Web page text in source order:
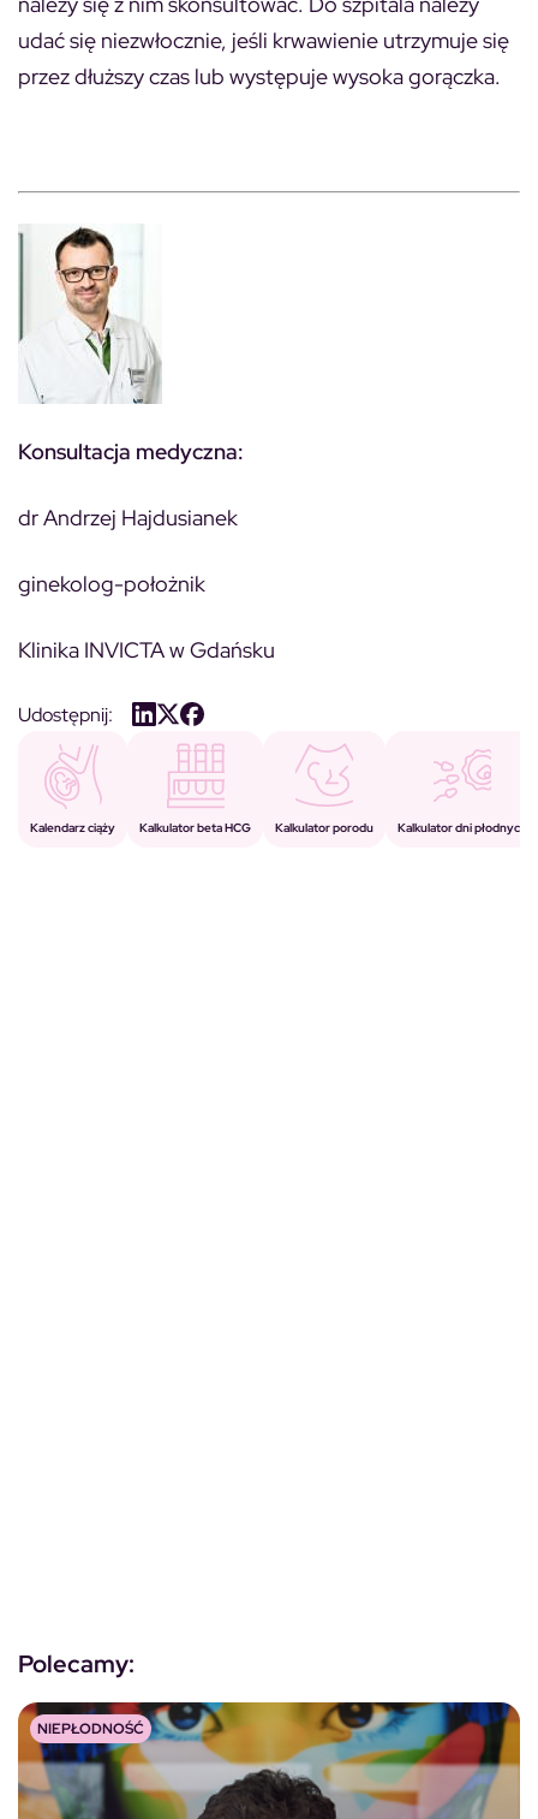
udać się niezwłocznie, jeśli krwawienie utrzymuje się
przez dłuższy czas lub występuje wysoka gorączka.
Konsultacja medyczna:
dr Andrzej Hajdusianek
ginekolog-położnik
Klinika INVICTA w Gdańsku
Udostępnij:
Kalendarz ciąży Kalkulator beta HCG Kalkulator porodu Kalkulator dni płodnych
Polecamy:
NIEPŁODNOŚĆ